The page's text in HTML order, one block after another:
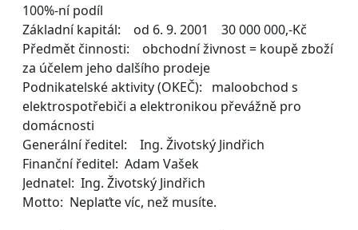
100%-ní podíl
Základní kapitál: od 6. 9. 2001 30 000 000,-Kč
Předmět činnosti: obchodní živnost = koupě zboží
za účelem jeho dalšího prodeje
Podnikatelské aktivity (OKEČ): maloobchod s
elektrospotřebiči a elektronikou převážně pro
domácnosti
Generální ředitel: Ing. Životský Jindřich
Finanční ředitel: Adam Vašek
Jednatel: Ing. Životský Jindřich
Motto: Neplaťte víc, než musíte.